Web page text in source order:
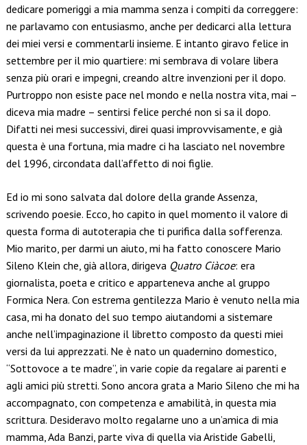
dedicare pomeriggi a mia mamma senza i compiti da correggere:
ne parlavamo con entusiasmo, anche per dedicarci alla lettura
dei miei versi e commentarli insieme. E intanto giravo felice in
settembre per il mio quartiere: mi sembrava di volare libera
senza più orari e impegni, creando altre invenzioni per il dopo.
Purtroppo non esiste pace nel mondo e nella nostra vita, mai –
diceva mia madre – sentirsi felice perché non si sa il dopo.
Difatti nei mesi successivi, direi quasi improvvisamente, e già
questa è una fortuna, mia madre ci ha lasciato nel novembre
del 1996, circondata dall’affetto di noi figlie.
Ed io mi sono salvata dal dolore della grande Assenza,
scrivendo poesie. Ecco, ho capito in quel momento il valore di
questa forma di autoterapia che ti purifica dalla sofferenza.
Mio marito, per darmi un aiuto, mi ha fatto conoscere Mario
Sileno Klein che, già allora, dirigeva Quatro Ciàcoe: era
giornalista, poeta e critico e apparteneva anche al gruppo
Formica Nera. Con estrema gentilezza Mario è venuto nella mia
casa, mi ha donato del suo tempo aiutandomi a sistemare
anche nell’impaginazione il libretto composto da questi miei
versi da lui apprezzati. Ne è nato un quadernino domestico,
“Sottovoce a te madre”, in varie copie da regalare ai parenti e
agli amici più stretti. Sono ancora grata a Mario Sileno che mi ha
accompagnato, con competenza e amabilità, in questa mia
scrittura. Desideravo molto regalarne uno a un’amica di mia
mamma, Ada Banzi, parte viva di quella via Aristide Gabelli,